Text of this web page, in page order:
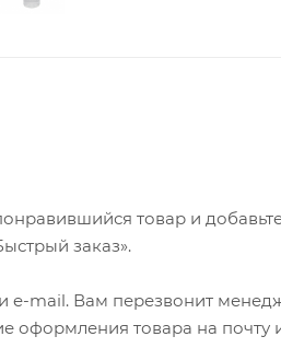
товар и
заказ».
mail. Вам перезвонит
оформления товара на